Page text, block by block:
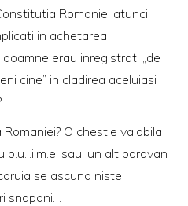
Romaniei atunci
in achetarea
erau inregistrati „de
cine” in cladirea aceluiasi
O chestie valabila
p.u.l.i.m.e, sau, un alt paravan
se ascund niste
snapani…